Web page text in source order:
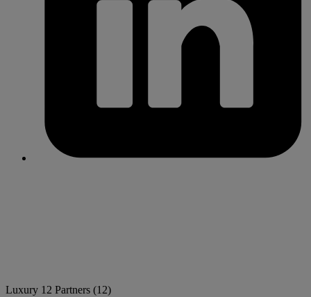
Luxury 12 Partners (12)